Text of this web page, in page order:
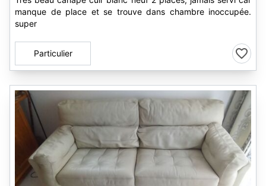
manque de place et se trouve dans chambre inoccupée.
super
Particulier